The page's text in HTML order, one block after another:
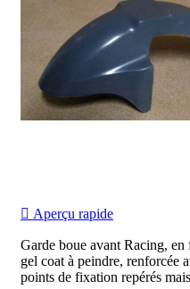
 Aperçu rapide
Garde boue avant Racing,
gel coat à peindre, renforcée
points de fixation repérés